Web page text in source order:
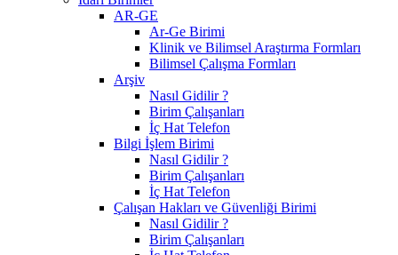
AR-GE
Ar-Ge Birimi
Klinik ve Bilimsel Araştırma Formları
Bilimsel Çalışma Formları
Arşiv
Nasıl Gidilir ?
Birim Çalışanları
İç Hat Telefon
Bilgi İşlem Birimi
Nasıl Gidilir ?
Birim Çalışanları
İç Hat Telefon
Çalışan Hakları ve Güvenliği Birimi
Nasıl Gidilir ?
Birim Çalışanları